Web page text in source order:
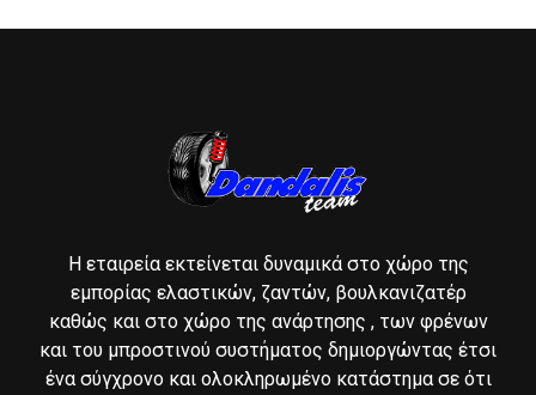
Η εταιρεία εκτείνεται δυναμικά στο χώρο της
εμπορίας ελαστικών, ζαντών, βουλκανιζατέρ
καθώς και στο χώρο της ανάρτησης , των φρένων
και του μπροστινού συστήματος δημιοργώντας έτσι
ένα σύγχρονο και ολοκληρωμένο κατάστημα σε ότι